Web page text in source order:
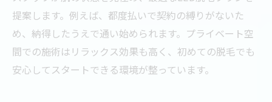
LED脱毛で肌トラブルを防ぐポイントまと
め
提案します。例えば、都度払いで契約の縛りがないた
め、納得したうえで通い始められます。プライベート空
間での施術はリラックス効果も高く、初めての脱毛でも
安心してスタートできる環境が整っています。